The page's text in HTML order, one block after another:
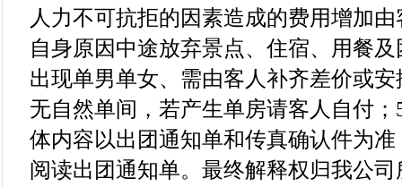
人力不可抗拒的因素造成的费用增加
自身原因中途放弃景点、住宿、用餐
出现单男单女、需由客人补齐差价或
无自然单间，若产生单房请客人自付
体内容以出团通知单和传真确认件为
阅读出团通知单。最终解释权归我公